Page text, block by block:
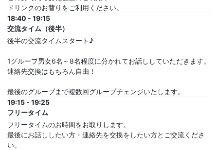
ドリンクのお替りをご利用ください。
18:40 - 19:15
交流タイム（後半）
後半の交流タイムスタート♪
1グループ男女6名～8名程度に分かれてお話ししていただきます。
連絡先交換はもちろん自由！
最後のグループまで複数回グループチェンジいたします。
19:15 - 19:25
フリータイム
フリータイムのお時間をお取りします。
最後にお話ししたい方・連絡先を交換をしたい方とご交流くださ
い。